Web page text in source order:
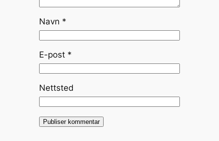
Navn *
E-post *
Nettsted